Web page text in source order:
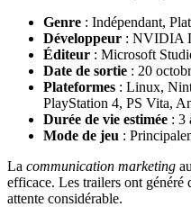
Genre : Indépendant,
Développeur : NVIDIA
Éditeur : Microsoft
Date de sortie : 20
Plateformes : Linux,
PlayStation 4, PS Vita,
Durée de vie estimée : 3
Mode de jeu :
La communication marketing
efficace. Les trailers ont généré
attente considérable.